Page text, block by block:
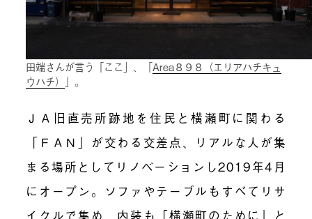
田端さんが言う「ここ」、「Area８９８（エリアハチキュ
ウハチ）
」。
ＪＡ旧直売所跡地を住民と横瀬町に関わる
「ＦＡＮ」が交わる交差点、リアルな人が集
まる場所としてリノベーションし2019年4月
にオープン。ソファやテーブルもすべてリサ
イクルで集め、内装も「横瀬町のために」と